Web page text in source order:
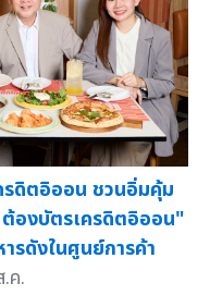
ดิตอิออน ชวนอิ่มคุ้ม
องบัตรเครดิตอิออน"
รดังในศูนย์การค้า
ค.